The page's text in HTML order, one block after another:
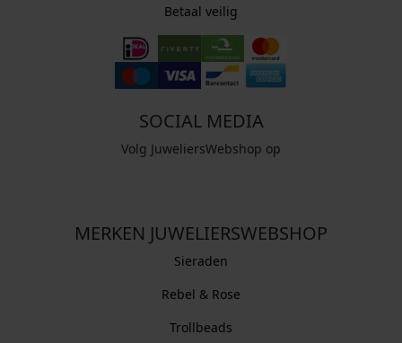
Betaal veilig
SOCIAL MEDIA
Volg JuweliersWebshop op
MERKEN JUWELIERSWEBSHOP
Sieraden
Rebel & Rose
Trollbeads